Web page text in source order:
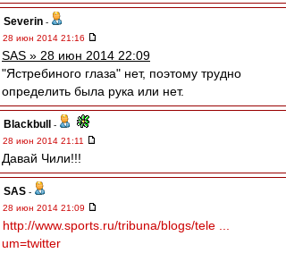
Severin -
28 июн 2014 21:16
SAS » 28 июн 2014 22:09
"Ястребиного глаза" нет, поэтому трудно
определить была рука или нет.
Blackbull
-
28 июн 2014 21:11
Давай Чили!!!
SAS -
28 июн 2014 21:09
http://www.sports.ru/tribuna/blogs/tele ...
um=twitter